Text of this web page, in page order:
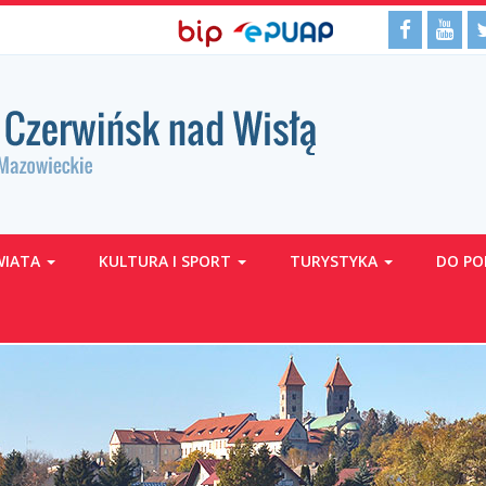
ePUAP
Biuletyn
Informacji
EPUAP
Media
KULTURA I SPORT TURYSTYKA DO